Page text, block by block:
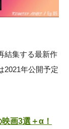
結集する最新作
2021年公開予定
画3選＋α！